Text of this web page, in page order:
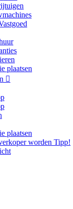
plaatsen

plaatsen
worden Tipp!